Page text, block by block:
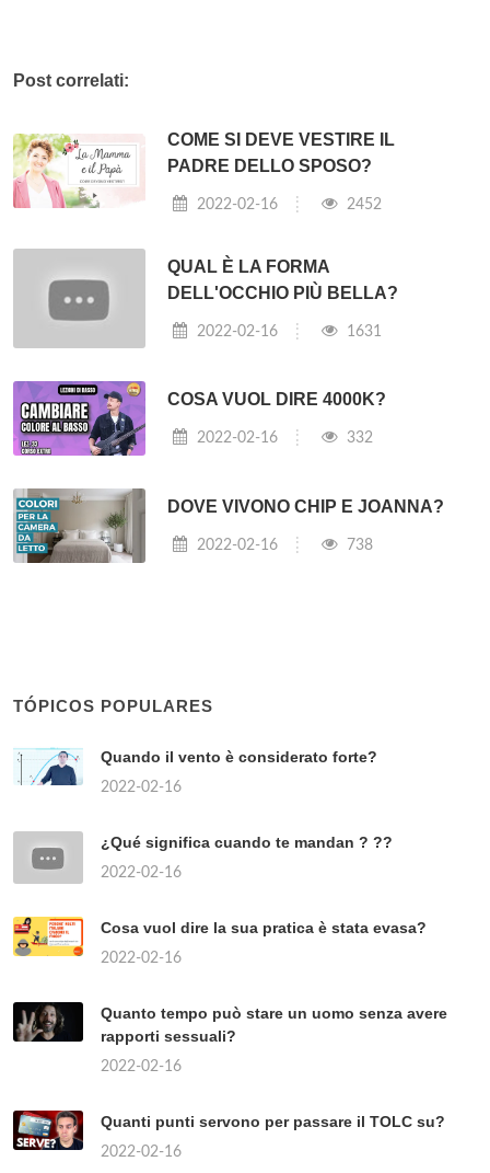
Post correlati:
COME SI DEVE VESTIRE IL
PADRE DELLO SPOSO?
2022-02-16 2452
QUAL È LA FORMA
DELL'OCCHIO PIÙ BELLA?
2022-02-16 1631
COSA VUOL DIRE 4000K?
2022-02-16 332
DOVE VIVONO CHIP E JOANNA?
2022-02-16 738
TÓPICOS POPULARES
Quando il vento è considerato forte?
2022-02-16
¿Qué significa cuando te mandan ? ??
2022-02-16
Cosa vuol dire la sua pratica è stata evasa?
2022-02-16
Quanto tempo può stare un uomo senza avere
rapporti sessuali?
2022-02-16
Quanti punti servono per passare il TOLC su?
2022-02-16